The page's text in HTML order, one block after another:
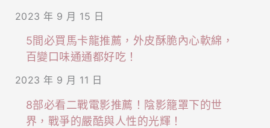
2023 年 9 月 15 日
5間必買馬卡龍推薦，外皮酥脆內心軟綿，
百變口味通通都好吃！
2023 年 9 月 11 日
8部必看二戰電影推薦！陰影籠罩下的世
界，戰爭的嚴酷與人性的光輝！